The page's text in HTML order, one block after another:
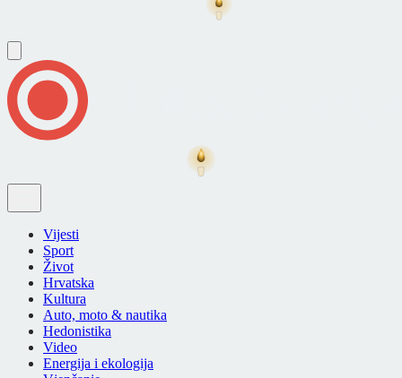
Vijesti
Sport
Život
Hrvatska
Kultura
Auto, moto & nautika
Hedonistika
Video
Energija i ekologija